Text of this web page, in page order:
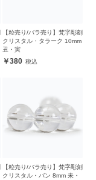
【粒売り/バラ売り】梵字彫刻
クリスタル・タラーク 10mm
丑・寅
380
【粒売り/バラ売り】梵字彫刻
クリスタル・バン 8mm 未・